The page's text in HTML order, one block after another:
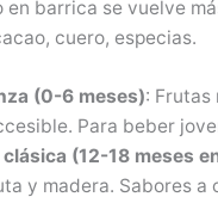
en barrica se vuelve
cuero, especias.
(0-6 meses): Frutas
Para beber
(12-18 meses
y madera. Sabores a